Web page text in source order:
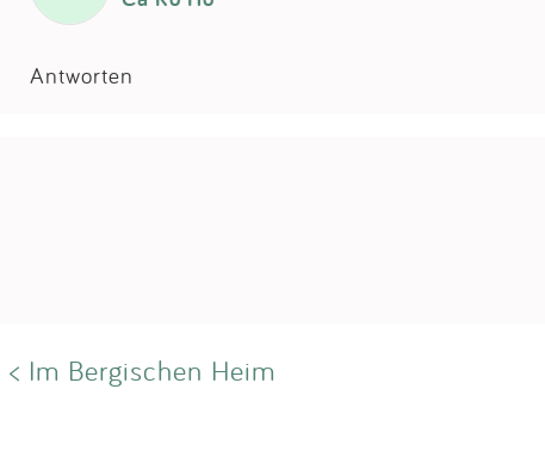
Antworten
< Im Bergischen Heim